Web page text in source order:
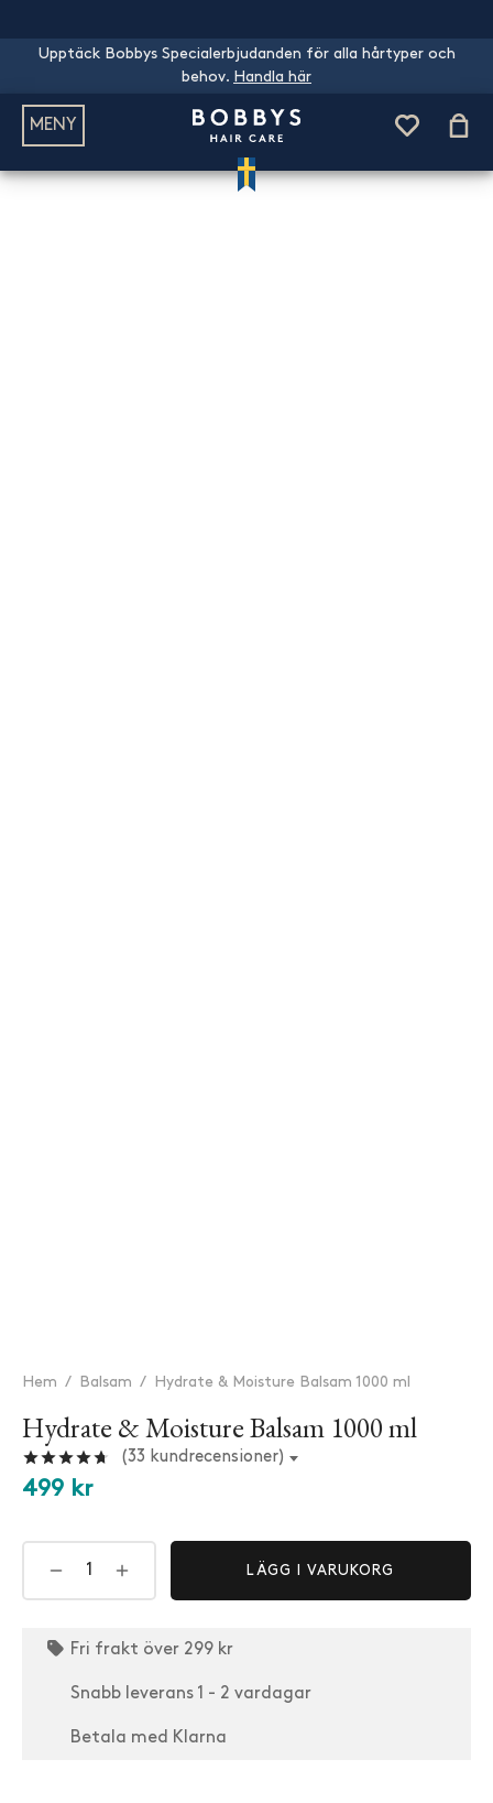
Upptäck Bobbys Specialerbjudanden för alla hårtyper och
behov. Handla här
MENY
Hem / Balsam / Hydrate & Moisture Balsam 1000 ml
Hydrate & Moisture Balsam 1000 ml
Betygsattav 5 baserat på
(33 kundrecensioner)
★ ★ ★★
499 kr
LÄGG I VARUKORG
Fri frakt över 299 kr
Snabb leverans 1 - 2 vardagar
Betala med Klarna